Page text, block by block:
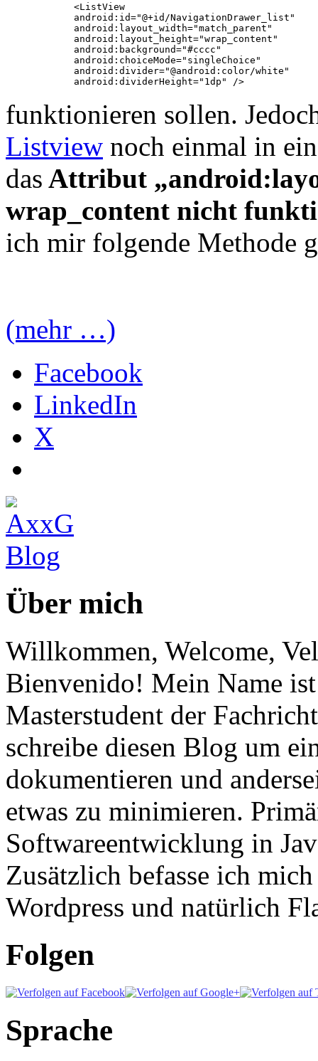
            <ListView
            android:id="@+id/NavigationDrawer_list"
            android:layout_width="match_parent"
            android:layout_height="wrap_content"
            android:background="#cccc"
            android:choiceMode="singleChoice"
            android:divider="@android:color/white"
funktionieren sollen.
Listview noch einmal in
das Attribut
wrap_content nicht
ich mir folgende Methode
(mehr …)
Facebook
LinkedIn
X
Über mich
Willkommen, Welcome,
Bienvenido! Mein Name
Masterstudent der
schreibe diesen Blog um
dokumentieren und
etwas zu minimieren.
Softwareentwicklung in
Zusätzlich befasse ich
Wordpress und natürlich
Folgen
Sprache